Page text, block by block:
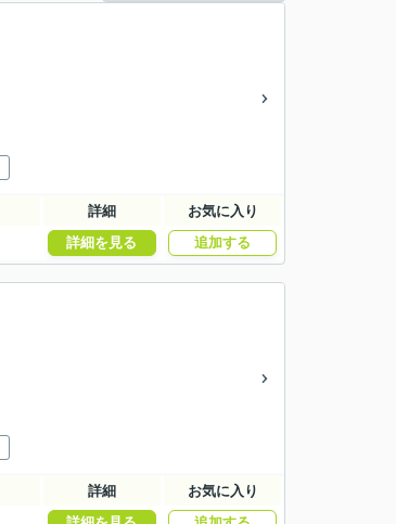
詳細 お気に入り
詳細を見る 追加する
詳細 お気に入り